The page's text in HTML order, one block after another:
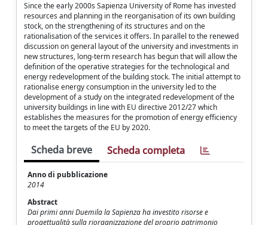
Since the early 2000s Sapienza University of Rome has invested
resources and planning in the reorganisation of its own building
stock, on the strengthening of its structures and on the
rationalisation of the services it offers. In parallel to the renewed
discussion on general layout of the university and investments in
new structures, long-term research has begun that will allow the
definition of the operative strategies for the technological and
energy redevelopment of the building stock. The initial attempt to
rationalise energy consumption in the university led to the
development of a study on the integrated redevelopment of the
university buildings in line with EU directive 2012/27 which
establishes the measures for the promotion of energy efficiency
to meet the targets of the EU by 2020.
Scheda breve Scheda completa
Anno di pubblicazione
2014
Abstract
Dai primi anni Duemila la Sapienza ha investito risorse e
progettualità sulla riorganizzazione del proprio patrimonio